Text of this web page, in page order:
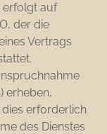
erfolgt auf
der die
Vertrags
erheben,
erforderlich
des Dienstes